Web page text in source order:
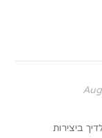
ביצירות